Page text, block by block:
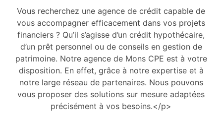
Vous recherchez une agence de crédit capable de
vous accompagner efficacement dans vos projets
financiers ? Qu’il s’agisse d’un crédit hypothécaire,
d’un prêt personnel ou de conseils en gestion de
patrimoine. Notre agence de Mons CPE est à votre
disposition. En effet, grâce à notre expertise et à
notre large réseau de partenaires. Nous pouvons
vous proposer des solutions sur mesure adaptées
précisément à vos besoins.</p>